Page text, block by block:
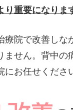
り重要になりま
療院で改善しな
ません。背中の
お任せくださ